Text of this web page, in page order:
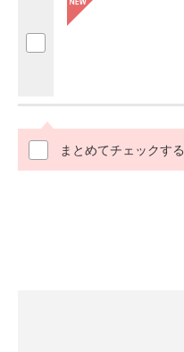
まとめてチェックする